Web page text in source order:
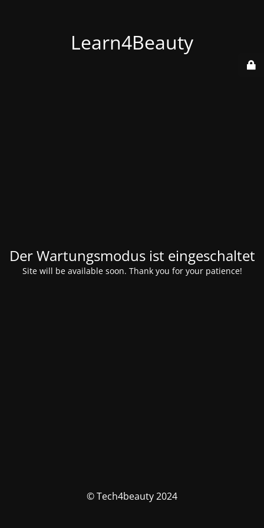
Learn4Beauty
Der Wartungsmodus ist eingeschaltet
Site will be available soon. Thank you for your patience!
© Tech4beauty 2024